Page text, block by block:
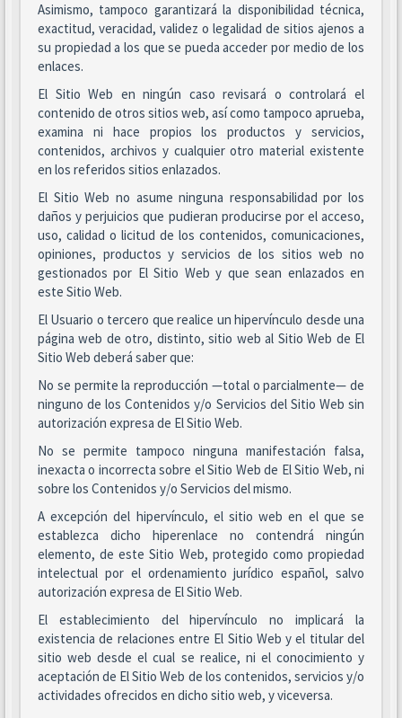
Asimismo, tampoco garantizará la disponibilidad técnica,
exactitud, veracidad, validez o legalidad de sitios ajenos a
su propiedad a los que se pueda acceder por medio de los
enlaces.
El Sitio Web en ningún caso revisará o controlará el
contenido de otros sitios web, así como tampoco aprueba,
examina ni hace propios los productos y servicios,
contenidos, archivos y cualquier otro material existente
en los referidos sitios enlazados.
El Sitio Web no asume ninguna responsabilidad por los
daños y perjuicios que pudieran producirse por el acceso,
uso, calidad o licitud de los contenidos, comunicaciones,
opiniones, productos y servicios de los sitios web no
gestionados por El Sitio Web y que sean enlazados en
este Sitio Web.
El Usuario o tercero que realice un hipervínculo desde una
página web de otro, distinto, sitio web al Sitio Web de El
Sitio Web deberá saber que:
No se permite la reproducción —total o parcialmente— de
ninguno de los Contenidos y/o Servicios del Sitio Web sin
autorización expresa de El Sitio Web.
No se permite tampoco ninguna manifestación falsa,
inexacta o incorrecta sobre el Sitio Web de El Sitio Web, ni
sobre los Contenidos y/o Servicios del mismo.
A excepción del hipervínculo, el sitio web en el que se
establezca dicho hiperenlace no contendrá ningún
elemento, de este Sitio Web, protegido como propiedad
intelectual por el ordenamiento jurídico español, salvo
autorización expresa de El Sitio Web.
El establecimiento del hipervínculo no implicará la
existencia de relaciones entre El Sitio Web y el titular del
sitio web desde el cual se realice, ni el conocimiento y
aceptación de El Sitio Web de los contenidos, servicios y/o
actividades ofrecidos en dicho sitio web, y viceversa.